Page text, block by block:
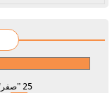
25 صفر